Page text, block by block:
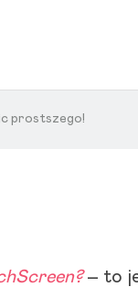
prostszego!
– to